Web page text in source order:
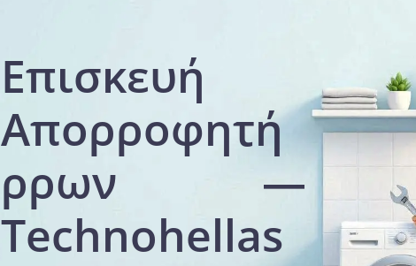
Επισκευή
Απορροφητή
ρρων —
Technohellas